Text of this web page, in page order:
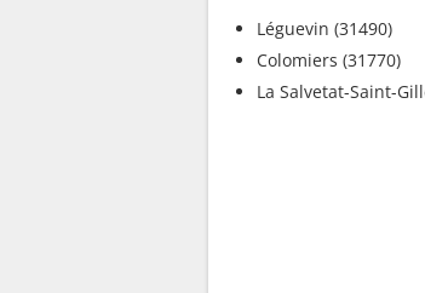
Léguevin (31490)
Colomiers (31770)
La Salvetat-Saint-